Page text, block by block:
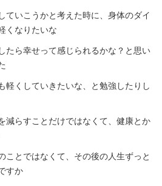
ていこうかと考えた時に、身体のダイ
くなりたいな
たら幸せって感じられるかな？と思い
軽くしていきたいな、と勉強したりし
減らすことだけではなくて、健康とか
ことではなくて、その後の人生ずっと
すか